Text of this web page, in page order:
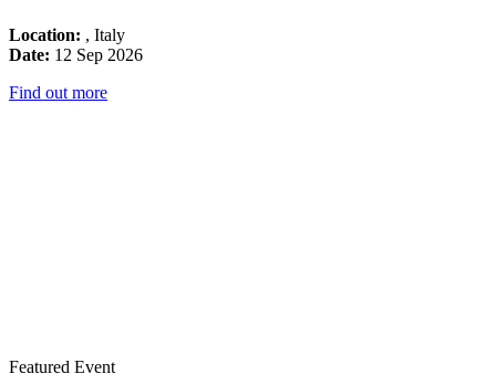
Location: , Italy
Date: 12 Sep 2026
Find out more
Featured Event